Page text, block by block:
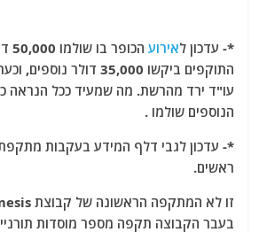
*- עדכון לאירוע
התוקפים ביקשו 35,000
עו"ד ירד מהרשת. מה שמעיד ככל הנראה
הנוספים שולמו .
*- עדכון לגבי דלף המידע בעקבות
ראשים.
בעבר הקבוצה תקפה מספר מוסדות